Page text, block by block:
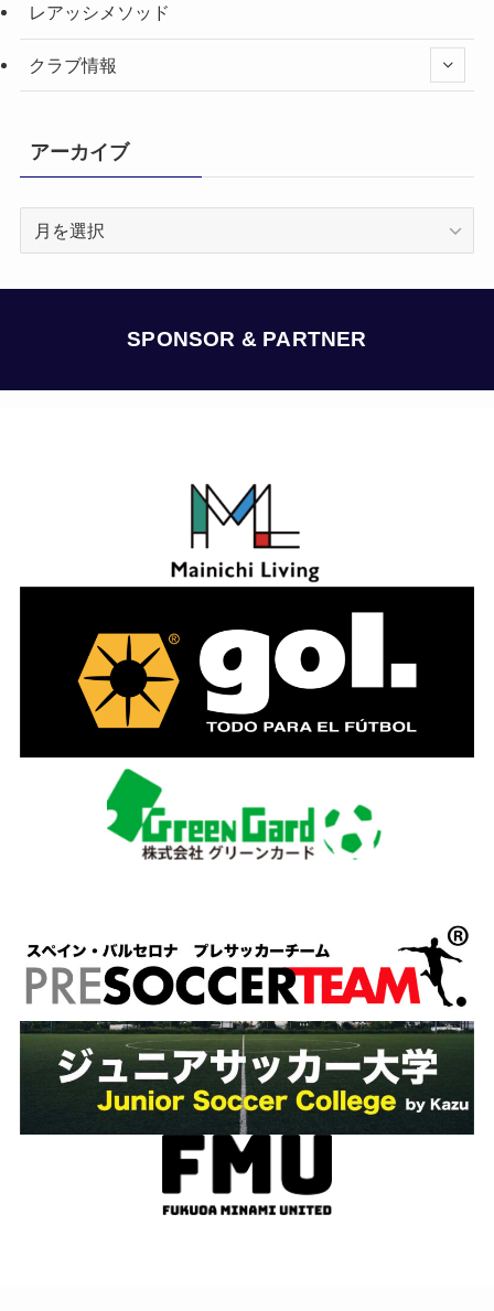
レアッシメソッド
クラブ情報
アーカイブ
SPONSOR & PARTNER